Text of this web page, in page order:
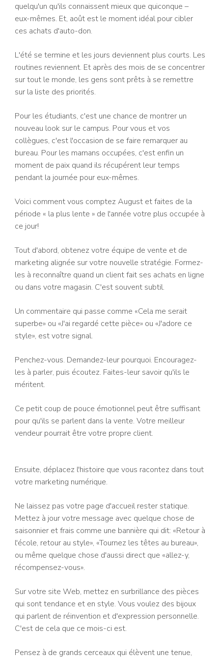
quelqu'un qu'ils connaissent mieux que quiconque –
eux-mêmes. Et, août est le moment idéal pour cibler
ces achats d'auto-don.
L'été se termine et les jours deviennent plus courts. Les
routines reviennent. Et après des mois de se concentrer
sur tout le monde, les gens sont prêts à se remettre
sur la liste des priorités.
Pour les étudiants, c'est une chance de montrer un
nouveau look sur le campus. Pour vous et vos
collègues, c'est l'occasion de se faire remarquer au
bureau. Pour les mamans occupées, c'est enfin un
moment de paix quand ils récupérent leur temps
pendant la journée pour eux-mêmes.
Voici comment vous comptez August et faites de la
période « la plus lente » de l'année votre plus occupée à
ce jour!
Tout d'abord, obtenez votre équipe de vente et de
marketing alignée sur votre nouvelle stratégie. Formez-
les à reconnaître quand un client fait ses achats en ligne
ou dans votre magasin. C'est souvent subtil.
Un commentaire qui passe comme «Cela me serait
superbe» ou «J'ai regardé cette pièce» ou «J'adore ce
style», est votre signal.
Penchez-vous. Demandez-leur pourquoi. Encouragez-
les à parler, puis écoutez. Faites-leur savoir qu'ils le
méritent.
Ce petit coup de pouce émotionnel peut être suffisant
pour qu'ils se parlent dans la vente. Votre meilleur
vendeur pourrait être votre propre client.
Ensuite, déplacez l'histoire que vous racontez dans tout
votre marketing numérique.
Ne laissez pas votre page d'accueil rester statique.
Mettez à jour votre message avec quelque chose de
saisonnier et frais comme une bannière qui dit: «Retour à
l'école, retour au style», «Tournez les têtes au bureau»,
ou même quelque chose d'aussi direct que «allez-y,
récompensez-vous».
Sur votre site Web, mettez en surbrillance des pièces
qui sont tendance et en style. Vous voulez des bijoux
qui parlent de réinvention et d'expression personnelle.
C'est de cela que ce mois-ci est.
Pensez à de grands cerceaux qui élèvent une tenue,